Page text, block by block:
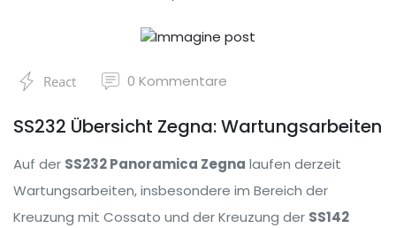
React 0 Kommentare
SS232 Übersicht Zegna: Wartungsarbeiten
Auf der SS232 Panoramica Zegna laufen derzeit
Wartungsarbeiten, insbesondere im Bereich der
Kreuzung mit Cossato und der Kreuzung der SS142